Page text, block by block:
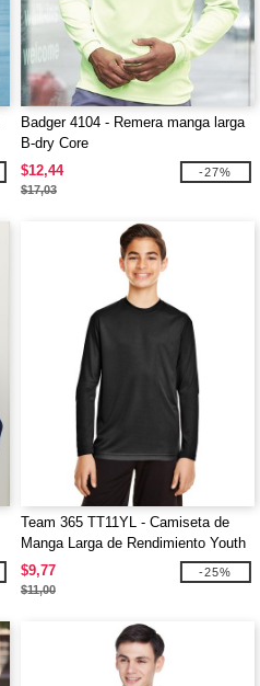
Badger 4104 - Remera manga larga
B-dry Core
$12,44
$17,03
-27%
Team 365 TT11YL - Camiseta de
Manga Larga de Rendimiento Youth
Zone
$9,77
$11,00
-25%